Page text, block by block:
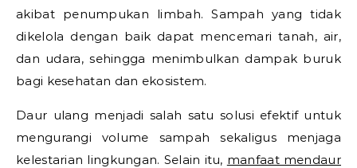
akibat penumpukan limbah. Sampah yang tidak
dikelola dengan baik dapat mencemari tanah, air,
dan udara, sehingga menimbulkan dampak buruk
bagi kesehatan dan ekosistem.
Daur ulang menjadi salah satu solusi efektif untuk
mengurangi volume sampah sekaligus menjaga
kelestarian lingkungan. Selain itu, manfaat mendaur